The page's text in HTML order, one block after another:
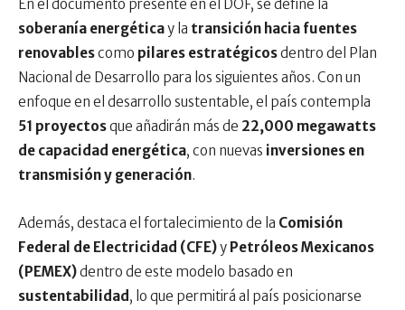
En el documento presente en el DOF, se define la
soberanía energéticay la transición hacia fuentes
renovablescomo pilares estratégicosdentro del Plan
Nacional de Desarrollo para los siguientes años. Con un
enfoque en el desarrollo sustentable, el país contempla
51 proyectosque añadirán más de 22,000 megawatts
de capacidad energética, con nuevas inversiones en
transmisión y generación.
Además, destaca el fortalecimiento de la Comisión
Federal de Electricidad (CFE)y Petróleos Mexicanos
(PEMEX)dentro de este modelo basado en
sustentabilidad , lo que permitirá al país posicionarse